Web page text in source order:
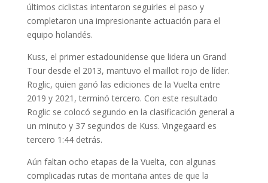
últimos ciclistas intentaron seguirles el paso y
completaron una impresionante actuación para el
equipo holandés.
Kuss, el primer estadounidense que lidera un Grand
Tour desde el 2013, mantuvo el maillot rojo de líder.
Roglic, quien ganó las ediciones de la Vuelta entre
2019 y 2021, terminó tercero. Con este resultado
Roglic se colocó segundo en la clasificación general a
un minuto y 37 segundos de Kuss. Vingegaard es
tercero 1:44 detrás.
Aún faltan ocho etapas de la Vuelta, con algunas
complicadas rutas de montaña antes de que la